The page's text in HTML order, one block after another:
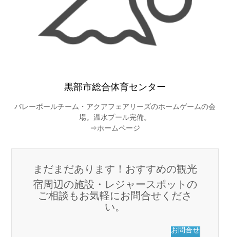
黒部市総合体育センター
バレーボールチーム・アクアフェアリーズのホームゲームの会
場。温水プール完備。
⇒ホームページ
まだまだあります！おすすめの観光
宿周辺の施設・レジャースポットの
ご相談もお気軽にお問合せくださ
い。
お問合せ